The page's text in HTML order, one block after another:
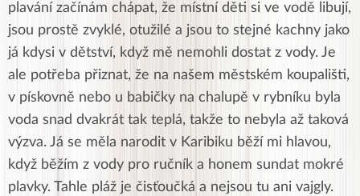
plavání začínám chápat, že místní děti si ve vodě libují,
jsou prostě zvyklé, otužilé a jsou to stejné kachny jako
já kdysi v dětství, když mě nemohli dostat z vody. Je
ale potřeba přiznat, že na našem městském koupališti,
v pískovně nebo u babičky na chalupě v rybníku byla
voda snad dvakrát tak teplá, takže to nebyla až taková
výzva. Já se měla narodit v Karibiku běží mi hlavou,
když běžím z vody pro ručník a honem sundat mokré
plavky. Tahle pláž je čisťoučká a nejsou tu ani vajgly.